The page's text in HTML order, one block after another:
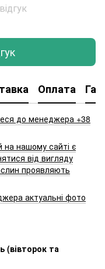
Оплата
до менеджера +38
на нашому сайті є
від вигляду
проявляють
актуальні фото
(вівторок та